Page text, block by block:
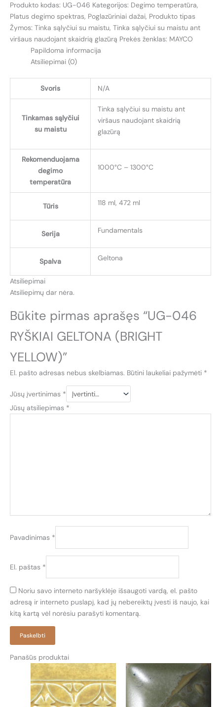
RYŠKIAI
GELTONA
(BRIGHT
YELLOW)
Produkto kodas: UG-046 Kategorijos: Degimo temperatūra,
Platus degimo spektras, Poglazūriniai dažai, Produkto tipas
Žymos: Tinka sąlyčiui su maistu, Tinka sąlyčiui su maistu ant
viršaus naudojant skaidrią glazūrą Prekės ženklas: MAYCO
Papildoma informacija
Atsiliepimai (0)
Svoris N/A
Tinkamas sąlyčiui
su maistu
Tinka sąlyčiui su maistu ant
viršaus naudojant skaidrią
glazūrą
Rekomenduojama
degimo
temperatūra
1000°C – 1300°C
Tūris 118 ml, 472 ml
Serija Fundamentals
Spalva Geltona
Atsiliepimai
Atsiliepimų dar nėra.
Būkite pirmas aprašęs “UG-046
RYŠKIAI GELTONA (BRIGHT
YELLOW)”
El. pašto adresas nebus skelbiamas. Būtini laukeliai pažymėti *
Jūsų įvertinimas *
Jūsų atsiliepimas *
Pavadinimas *
El. paštas *
Noriu savo interneto naršyklėje išsaugoti vardą, el. pašto
adresą ir interneto puslapį, kad jų nebereiktų įvesti iš naujo, kai
kitą kartą vėl norėsiu parašyti komentarą.
Panašūs produktai